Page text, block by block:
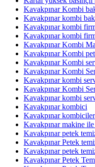
Kavakpınar Kombi
Kavakpınar kombi
Kavakpınar kombi
Kavakpınar kombi
Kavakpınar Kombi
Kavakpınar Kombi
Kavakpınar Kombi
Kavakpınar Kombi
Kavakpınar kombi
Kavakpınar Kombi
Kavakpınar kombi
Kavakpınar kombici
Kavakpınar kombiciler
Kavakpınar makine
Kavakpınar petek
Kavakpınar Petek
Kavakpınar petek
Kavakpınar Petek